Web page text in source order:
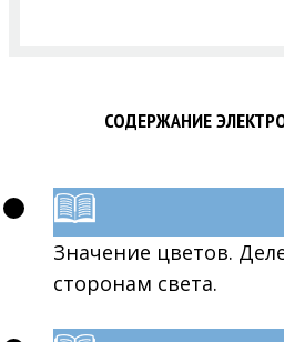
СОДЕРЖАНИЕ
Значение цветов.
сторонам света.